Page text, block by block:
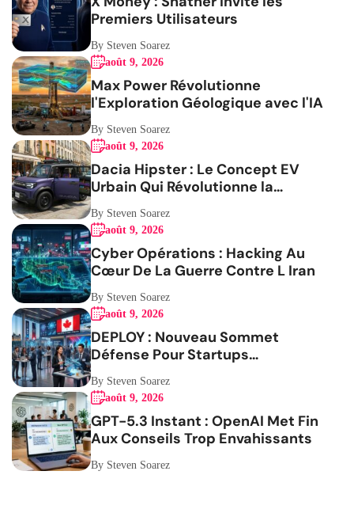
Premiers Utilisateurs
By Steven Soarez
août 9, 2026
Max Power Révolutionne
l'Exploration Géologique avec l'IA
By Steven Soarez
août 9, 2026
Dacia Hipster : Le Concept EV
Urbain Qui Révolutionne la
Mobilité
By Steven Soarez
août 9, 2026
Cyber Opérations : Hacking Au
Cœur De La Guerre Contre L Iran
By Steven Soarez
août 9, 2026
DEPLOY : Nouveau Sommet
Défense Pour Startups
Canadiennes
By Steven Soarez
août 9, 2026
GPT-5.3 Instant : OpenAI Met Fin
Aux Conseils Trop Envahissants
By Steven Soarez